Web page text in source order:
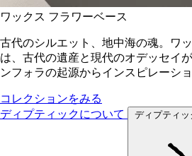
ワックス フラワーベース
古代のシルエット、地中海の魂。ワ
は、古代の遺産と現代のオデッセイ
ンフォラの起源からインスピレーシ
コレクションをみる
ディプティックについて
ディプティ